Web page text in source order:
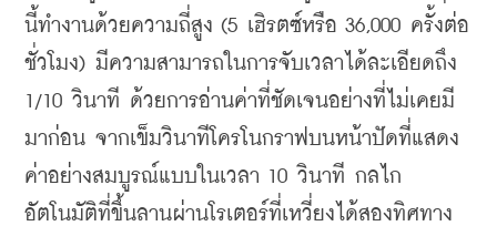
นี้ทำงานด้วยความถี่สูง (5 เฮิรตซ์หรือ 36,000 ครั้งต่อ
ชั่วโมง) มีความสามารถในการจับเวลาได้ละเอียดถึง
1/10 วินาที ด้วยการอ่านค่าที่ชัดเจนอย่างที่ไม่เคยมี
มาก่อน จากเข็มวินาทีโครโนกราฟบนหน้าปัดที่แสดง
ค่าอย่างสมบูรณ์แบบในเวลา 10 วินาที กลไก
อัตโนมัติที่ขึ้นลานผ่านโรเตอร์ที่เหวี่ยงได้สองทิศทาง